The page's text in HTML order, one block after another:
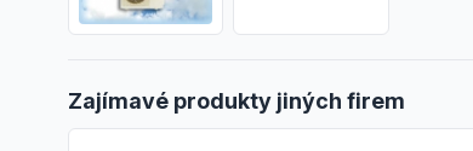
Zajímavé produkty jiných firem